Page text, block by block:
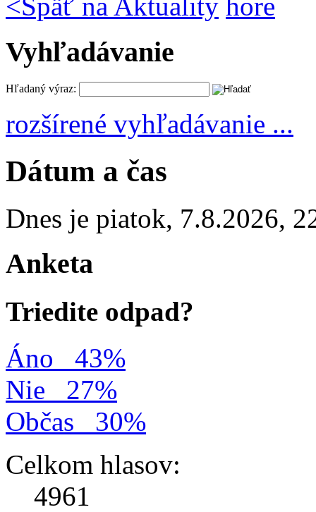
<Späť na Aktuality hore
Vyhľadávanie
Hľadaný výraz:
rozšírené vyhľadávanie ...
Dátum a čas
Dnes je piatok, 7.8.2026,
Anketa
Triedite odpad?
Áno
43%
Nie
27%
Občas
30%
Celkom hlasov:
4961